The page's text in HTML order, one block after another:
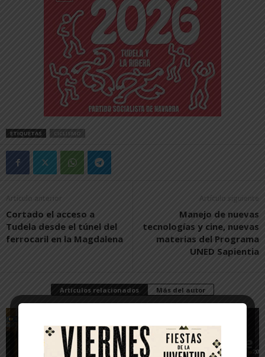
ETIQUETAS CICLISMO
Artículo anterior
Cortado el acceso a
Tudela desde el túnel del
ferrocaril en la Magdalena
Artículo siguiente
Manejo de nuevas
tecnologías y cine, nuevas
materias del Programa
UNED Sapientia
Artículos relacionados Más del autor